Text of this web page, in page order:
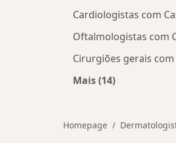
Cardiologistas com
Oftalmologistas com
Cirurgiões gerais com
Mais (14)
Homepage